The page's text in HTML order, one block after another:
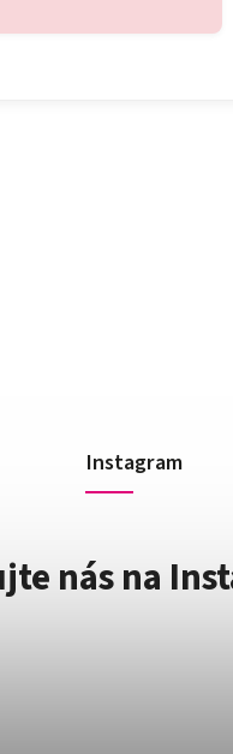
Instagram
nás na